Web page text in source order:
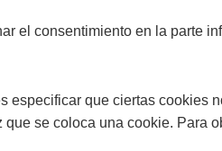
el consentimiento en la parte
especificar que ciertas cookies
se coloca una cookie. Para